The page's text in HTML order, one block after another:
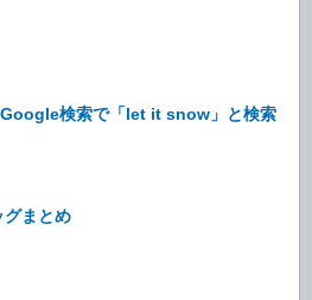
検索で「let it snow」と検索
まとめ